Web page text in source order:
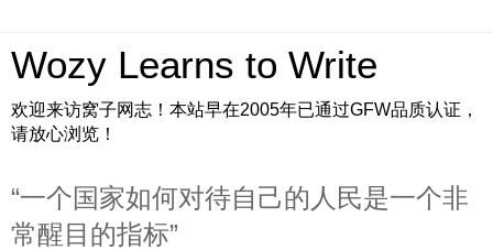
Wozy Learns to Write
欢迎来访窝子网志！本站早在2005年已通过GFW品质认证，
请放心浏览！
“一个国家如何对待自己的人民是一个非
常醒目的指标”